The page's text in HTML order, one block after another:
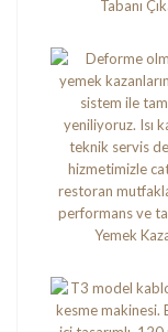
Tabanı
Yemek